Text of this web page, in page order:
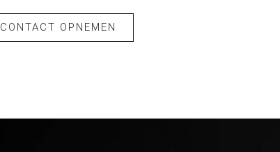
CONTACT OPNEMEN